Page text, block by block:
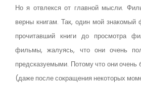
Но я отвлекся от главной мысли.
верны книгам. Так, один мой знакомый
прочитавший книги до просмотра
фильмы, жалуясь, что они очень
предсказуемыми. Потому что они очень
(даже после сокращения некоторых